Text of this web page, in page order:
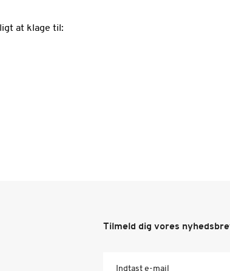
at klage til:
Tilmeld dig vores
Indtast e-mail